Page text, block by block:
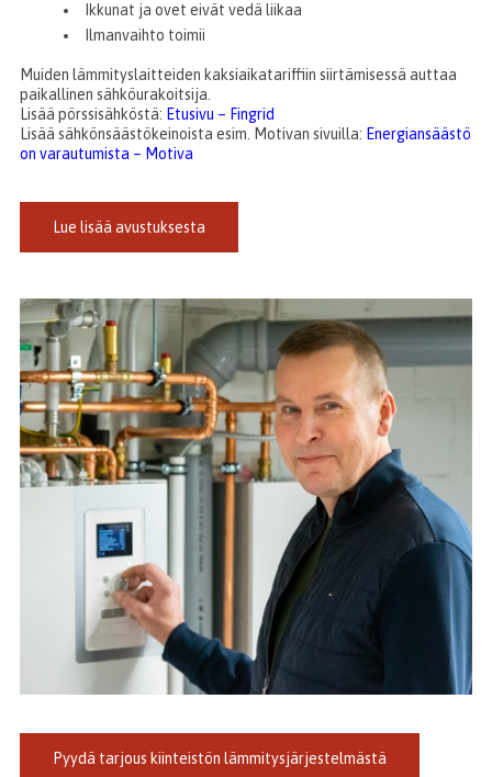
Ikkunat ja ovet eivät vedä liikaa
Ilmanvaihto toimii
Muiden lämmityslaitteiden kaksiaikatariffiin siirtämisessä auttaa
paikallinen sähköurakoitsija.
Lisää pörssisähköstä: Etusivu – Fingrid
Lisää sähkönsäästökeinoista esim. Motivan sivuilla: Energiansäästö
on varautumista – Motiva
Lue lisää avustuksesta
Pyydä tarjous kiinteistön lämmitysjärjestelmästä